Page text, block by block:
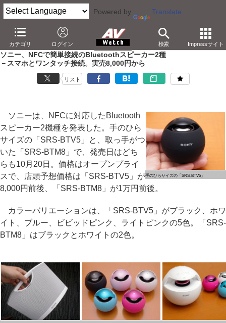
Powered by Translate
カテゴリ ログイン 検索 Impressサイト
AV Watch 製品
Bluetoothスピーカー
ソニー、NFCで簡単接続のBluetoothスピーカー2種
－スマホとワンタッチ接続。実売8,000円から
リスト
手のひらサイズの「SRS-BTV5」
ソニーは、NFCに対応したBluetooth
スピーカー2機種を発表した。手のひら
サイズの「SRS-BTV5」と、取っ手がつ
いた「SRS-BTM8」で、発売日はどち
らも10月20日。価格はオープンプライ
スで、店頭予想価格は「SRS-BTV5」が
8,000円前後、「SRS-BTM8」が1万円前後。
カラーバリエーションは、「SRS-BTV5」がブラック、ホワ
イト、ブルー、ビビッドピンク、ライトピンクの5色。「SRS-
BTM8」はブラックとホワイトの2色。